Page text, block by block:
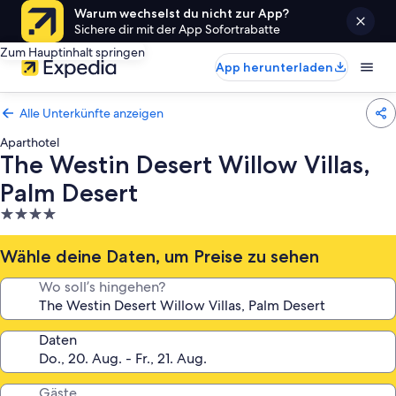
Warum wechselst du nicht zur App?
Sichere dir mit der App Sofortrabatte
Zum Hauptinhalt springen
App herunterladen
Alle Unterkünfte anzeigen
Aparthotel
The Westin Desert Willow Villas,
Palm Desert
4.0-
Sterne-
Unterkunft
Wähle deine Daten, um Preise zu sehen
Wo soll’s hingehen?
Daten